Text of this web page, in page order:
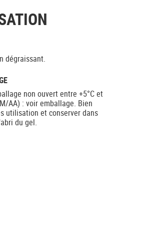
dégraissant.
non ouvert entre +5°C et
AA) : voir emballage. Bien
utilisation et conserver dans
du gel.